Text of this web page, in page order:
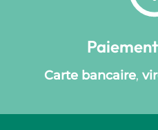
Carte bancaire,